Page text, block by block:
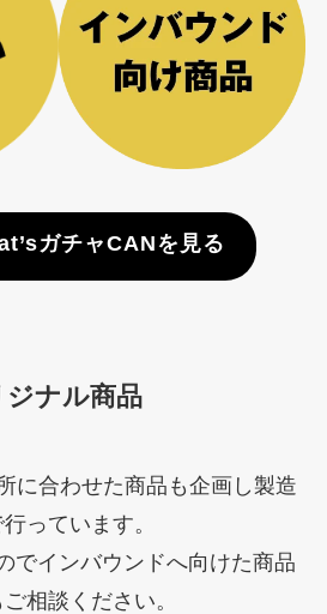
ガチャCANを見る
ナル商品
に合わせた商品も企画し製造
行っています。
でインバウンドへ向けた商品
相談ください。